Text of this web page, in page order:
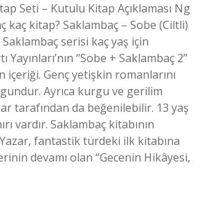
Seti – Kutulu Kitap Açıklaması Ng
kaç kitap? Saklambaç – Sobe (Ciltli)
serisi kaç yaş için
“Sobe + Saklambaç 2”
içeriği. Genç yetişkin romanlarını
Ayrıca kurgu ve gerilim
tarafından da beğenilebilir. 13 yaş
vardır. Saklambaç kitabının
Yazar, fantastik türdeki ilk kitabına
devamı olan “Gecenin Hikâyesi,